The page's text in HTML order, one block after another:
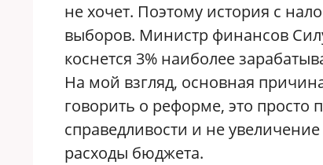
не хочет. Поэтому история с
выборов. Министр финансов
коснется 3% наиболее
На мой взгляд, основная
говорить о реформе, это
справедливости и не
расходы бюджета.